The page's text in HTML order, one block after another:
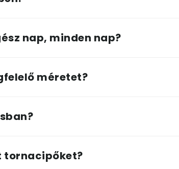
nap, minden nap?
méretet?
tornacipőket?